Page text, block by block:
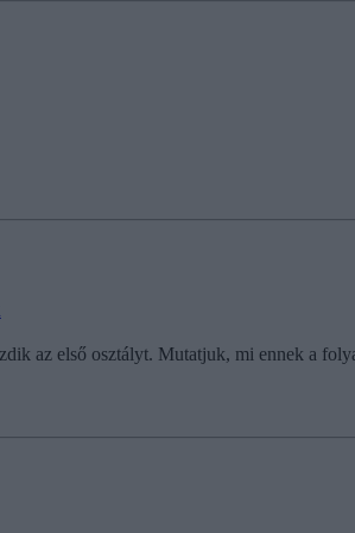
az első osztályt. Mutatjuk, mi ennek a